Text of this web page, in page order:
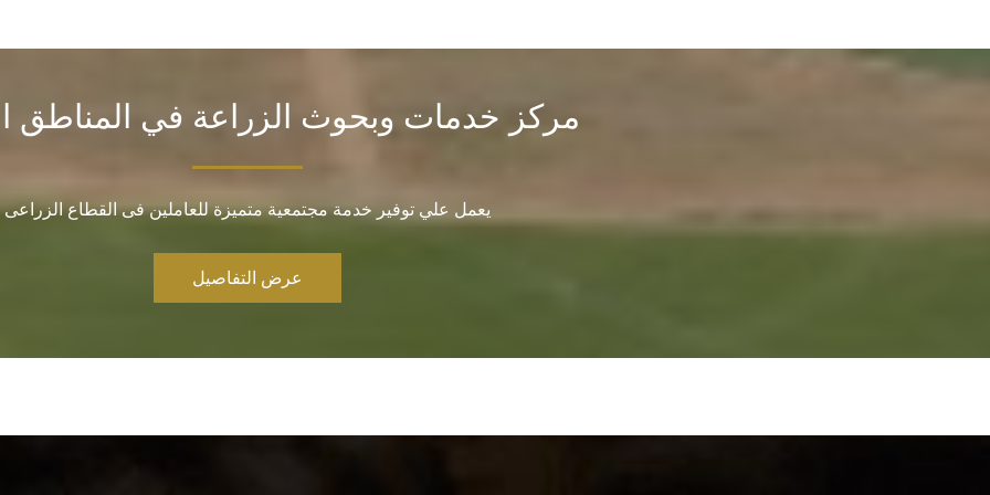
مركز خدمات وبحوث الزراعة في المناطق
يعمل علي توفير خدمة مجتمعية متميزة للعاملين فى القطاع الزراعى
عرض التفاصيل